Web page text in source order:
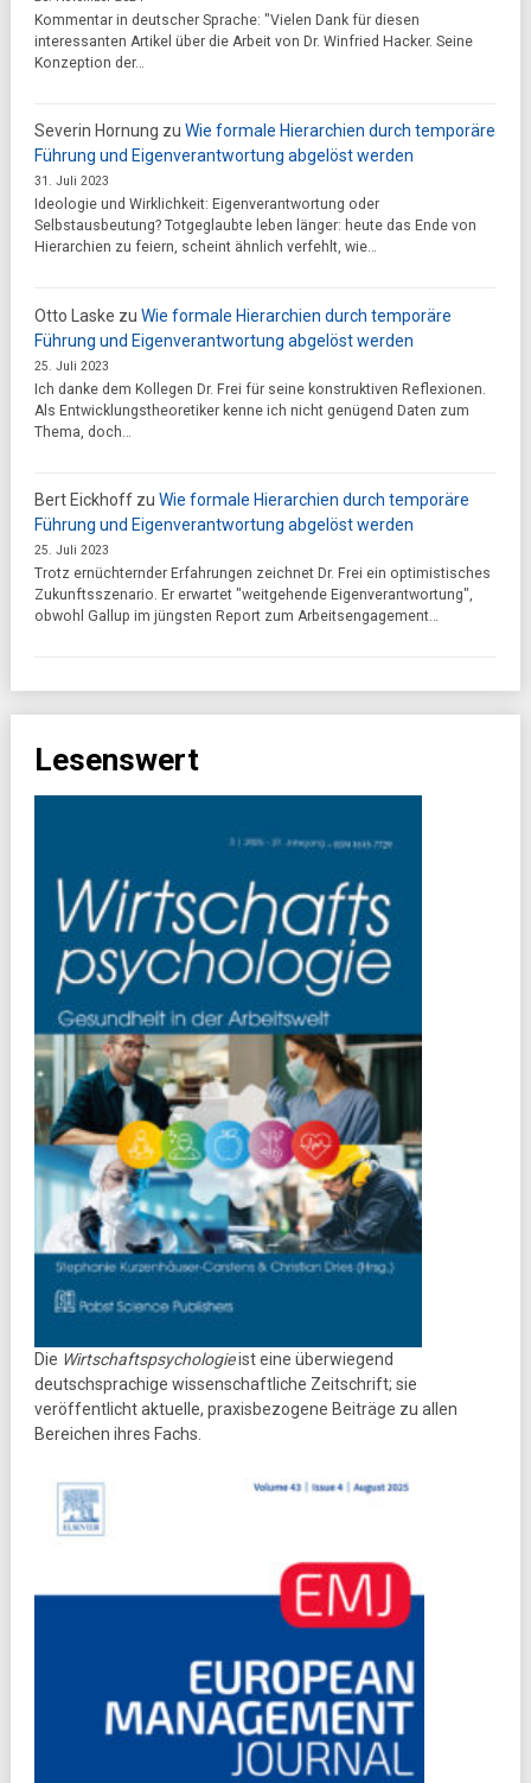
Kommentar in deutscher Sprache: "Vielen Dank für diesen
interessanten Artikel über die Arbeit von Dr. Winfried Hacker. Seine
Konzeption der…
Severin Hornung zu Wie formale Hierarchien durch temporäre
Führung und Eigenverantwortung abgelöst werden
31. Juli 2023
Ideologie und Wirklichkeit: Eigenverantwortung oder
Selbstausbeutung? Totgeglaubte leben länger: heute das Ende von
Hierarchien zu feiern, scheint ähnlich verfehlt, wie…
Otto Laske zu Wie formale Hierarchien durch temporäre
Führung und Eigenverantwortung abgelöst werden
25. Juli 2023
Ich danke dem Kollegen Dr. Frei für seine konstruktiven Reflexionen.
Als Entwicklungstheoretiker kenne ich nicht genügend Daten zum
Thema, doch…
Bert Eickhoffzu Wie formale Hierarchien durch temporäre
Führung und Eigenverantwortung abgelöst werden
25. Juli 2023
Trotz ernüchternder Erfahrungen zeichnet Dr. Frei ein optimistisches
Zukunftsszenario. Er erwartet "weitgehende Eigenverantwortung",
obwohl Gallup im jüngsten Report zum Arbeitsengagement…
Lesenswert
Die Wirtschaftspsychologieist eine überwiegend
deutschsprachige wissenschaftliche Zeitschrift; sie
veröffentlicht aktuelle, praxisbezogene Beiträge zu allen
Bereichen ihres Fachs.